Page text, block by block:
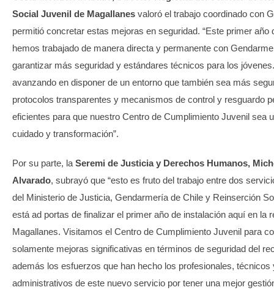
Social Juvenil de Magallanes valoró el trabajo coordinado con
permitió concretar estas mejoras en seguridad. “Este primer año
hemos trabajado de manera directa y permanente con
garantizar más seguridad y estándares técnicos para los
avanzando en disponer de un entorno que también sea más
protocolos transparentes y mecanismos de control y resguardo
eficientes para que nuestro Centro de Cumplimiento Juvenil sea
cuidado y transformación”.
Por su parte, la Seremi de Justicia y Derechos Humanos,
Alvarado, subrayó que “esto es fruto del trabajo entre dos
del Ministerio de Justicia, Gendarmería de Chile y Reinserción
está ad portas de finalizar el primer año de instalación aquí en la
Magallanes. Visitamos el Centro de Cumplimiento Juvenil para
solamente mejoras significativas en términos de seguridad del
además los esfuerzos que han hecho los profesionales, técnicos
administrativos de este nuevo servicio por tener una mejor